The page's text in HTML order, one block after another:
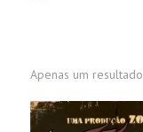
Apenas um resultado